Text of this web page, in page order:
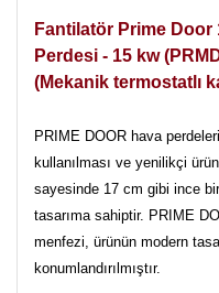
Fantilatör Prime Door
Perdesi - 15 kw
(Mekanik termostatlı
PRIME DOOR hava
kullanılması ve yenilikçi
sayesinde 17 cm gibi ince
tasarıma sahiptir. PRIME
menfezi, ürünün modern
konumlandırılmıştır.